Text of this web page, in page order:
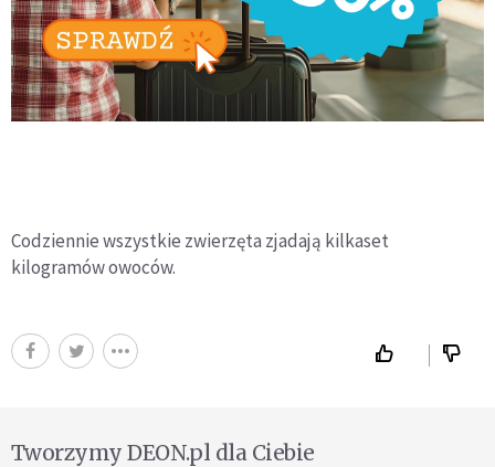
Codziennie wszystkie zwierzęta zjadają kilkaset
kilogramów owoców.
Tworzymy DEON.pl dla Ciebie